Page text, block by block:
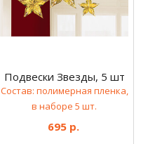
Подвески Звезды, 5 шт
Состав: полимерная пленка,
в наборе 5 шт.
695 р.